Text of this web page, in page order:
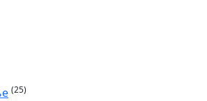
(25)